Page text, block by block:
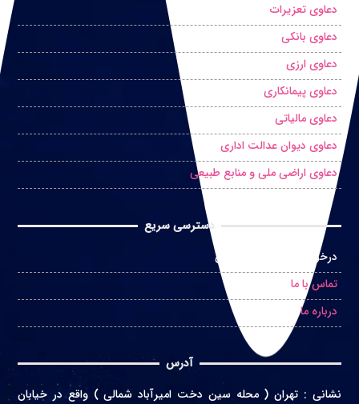
دعاوی تعزیرات
دعاوی بانکی
دعاوی ارزی
دعاوی پیمانکاری
دعاوی مالیاتی
دعاوی دیوان عدالت اداری
دعاوی اراضی ملی و منابع طبیعی
دسترسی سریع
درخواست مشاوره حضوری
تماس با ما
درباره ما
آدرس
نشانی : تهران ( محله سین دخت امیرآباد شمالی ) واقع در خیابان